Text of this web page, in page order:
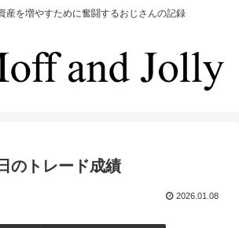
産を増やすために奮闘するおじさんの記録
のトレード成績
2026.01.08